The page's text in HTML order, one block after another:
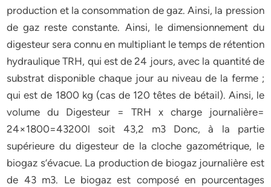
production et la consommation de gaz. Ainsi, la pression
de gaz reste constante. Ainsi, le dimensionnement du
digesteur sera connu en multipliant le temps de rétention
hydraulique TRH, qui est de 24 jours, avec la quantité de
substrat disponible chaque jour au niveau de la ferme ;
qui est de 1800 kg (cas de 120 têtes de bétail). Ainsi, le
volume du Digesteur = TRH x charge journalière=
24×1800=43200l soit 43,2 m3 Donc, à la partie
supérieure du digesteur de la cloche gazométrique, le
biogaz s’évacue. La production de biogaz journalière est
de 43 m3. Le biogaz est composé en pourcentages